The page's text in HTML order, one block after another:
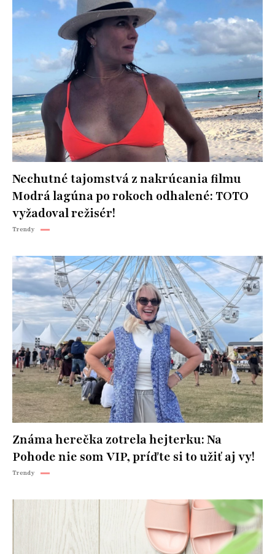
Nechutné tajomstvá z nakrúcania filmu
Modrá lagúna po rokoch odhalené: TOTO
vyžadoval režisér!
Trendy
Známa herečka zotrela hejterku: Na
Pohode nie som VIP, príďte si to užiť aj vy!
Trendy